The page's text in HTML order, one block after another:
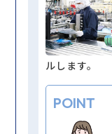
ルします。
POINT